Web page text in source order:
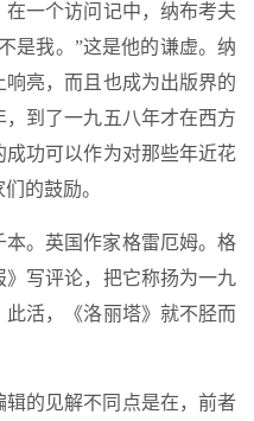
一个访问记中，纳布考夫
是我。”这是他的谦虚。纳
亮，而且也成为出版界的
到了一九五八年才在西方
功可以作为对那些年近花
的鼓励。
本。英国作家格雷厄姆。格
写评论，把它称扬为一九
活，《洛丽塔》就不胫而
辑的见解不同点是在，前者